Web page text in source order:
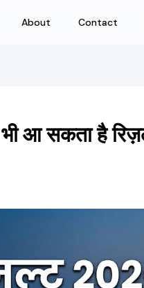
About Contact
भी आ सकता है